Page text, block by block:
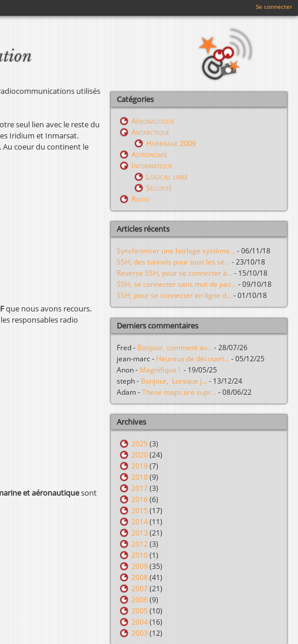
Se connecter
utilisés
seul lien avec le reste du
Iridium et Inmarsat.
Au coeur du continent le
que nous avons recours.
responsables radio
et aéronautiquesont
Catégories
Aéronautique
Antarctique
Hivernage 2009
Astronomie
Informatique
Logiciel libre
Sécurité
Radio
Articles récents
Synchroniser une horloge système... - 06/11/18
SSH, des tunnels pour tous les se... - 23/10/18
Reverse SSH, pour se connecter à... - 15/10/18
SSH, se connecter sans mot de pas... - 09/10/18
SSH, pour se connecter en ligne d... - 01/10/18
Derniers commentaires
Fred - Bonjour, comment av... - 28/07/26
jean-marc - Heureux de découvri... - 05/12/25
Anon - Magnifique ! - 19/05/25
steph - Bonjour, Lorsque j... - 13/12/24
Adam - These maps are supr... - 08/06/22
Archives
2025 (3)
2020 (24)
2019 (7)
2018 (9)
2017 (3)
2016 (6)
2015 (17)
2014 (11)
2013 (21)
2012 (3)
2010 (1)
2009 (35)
2008 (41)
2007 (21)
2006 (9)
2005 (10)
2004 (16)
2003 (12)